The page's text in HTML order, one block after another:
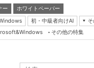
ー
ホワイトペーパー
初・中級者向けAI
& Storage
その他の特集